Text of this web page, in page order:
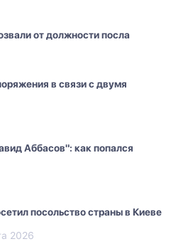
от должности посла
в связи с двумя
Аббасов": как попался
посольство страны в Киеве
2026